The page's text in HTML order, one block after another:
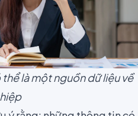
là một nguồn dữ liệu về